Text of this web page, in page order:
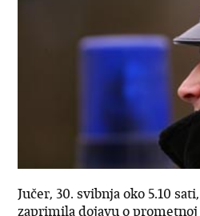
Jučer, 30. svibnja oko 5.10
zaprimila dojavu o